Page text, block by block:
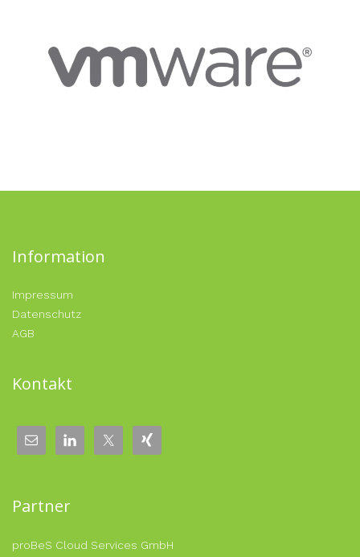
Information
Impressum
Datenschutz
AGB
Kontakt
Partner
proBeS Cloud Services GmbH